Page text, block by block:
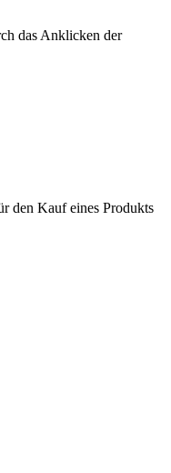
das Anklicken der
den Kauf eines Produkts